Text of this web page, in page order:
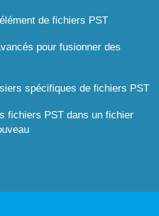
de fichiers PST
pour fusionner des
spécifiques de fichiers PST
fichiers PST dans un fichier